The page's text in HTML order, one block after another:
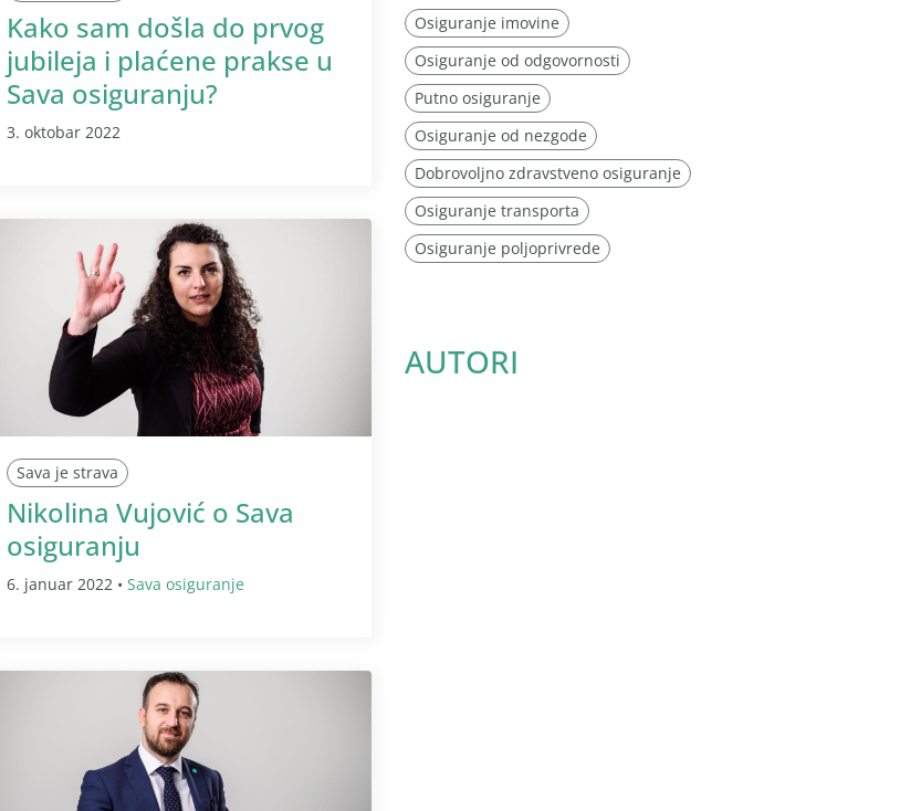
Kako sam došla do prvog
jubileja i plaćene prakse u
Sava osiguranju?
3. oktobar 2022
Sava je strava
Nikolina Vujović o Sava
osiguranju
6. januar 2022 • Sava osiguranje
Osiguranje imovine
Osiguranje od odgovornosti
Putno osiguranje
Osiguranje od nezgode
Dobrovoljno zdravstveno osiguranje
Osiguranje transporta
Osiguranje poljoprivrede
AUTORI